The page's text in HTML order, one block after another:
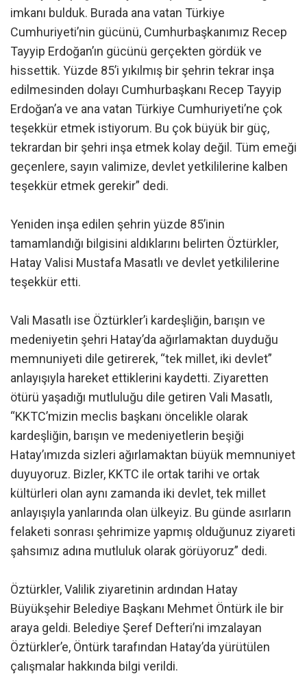
imkanı bulduk. Burada ana vatan Türkiye
Cumhuriyeti’nin gücünü, Cumhurbaşkanımız Recep
Tayyip Erdoğan’ın gücünü gerçekten gördük ve
hissettik. Yüzde 85’i yıkılmış bir şehrin tekrar inşa
edilmesinden dolayı Cumhurbaşkanı Recep Tayyip
Erdoğan’a ve ana vatan Türkiye Cumhuriyeti’ne çok
teşekkür etmek istiyorum. Bu çok büyük bir güç,
tekrardan bir şehri inşa etmek kolay değil. Tüm emeği
geçenlere, sayın valimize, devlet yetkililerine kalben
teşekkür etmek gerekir” dedi.
Yeniden inşa edilen şehrin yüzde 85’inin
tamamlandığı bilgisini aldıklarını belirten Öztürkler,
Hatay Valisi Mustafa Masatlı ve devlet yetkililerine
teşekkür etti.
Vali Masatlı ise Öztürkler’i kardeşliğin, barışın ve
medeniyetin şehri Hatay’da ağırlamaktan duyduğu
memnuniyeti dile getirerek, “tek millet, iki devlet”
anlayışıyla hareket ettiklerini kaydetti. Ziyaretten
ötürü yaşadığı mutluluğu dile getiren Vali Masatlı,
“KKTC’mizin meclis başkanı öncelikle olarak
kardeşliğin, barışın ve medeniyetlerin beşiği
Hatay’ımızda sizleri ağırlamaktan büyük memnuniyet
duyuyoruz. Bizler, KKTC ile ortak tarihi ve ortak
kültürleri olan aynı zamanda iki devlet, tek millet
anlayışıyla yanlarında olan ülkeyiz. Bu günde asırların
felaketi sonrası şehrimize yapmış olduğunuz ziyareti
şahsımız adına mutluluk olarak görüyoruz” dedi.
Öztürkler, Valilik ziyaretinin ardından Hatay
Büyükşehir Belediye Başkanı Mehmet Öntürk ile bir
araya geldi. Belediye Şeref Defteri’ni imzalayan
Öztürkler’e, Öntürk tarafından Hatay’da yürütülen
çalışmalar hakkında bilgi verildi.